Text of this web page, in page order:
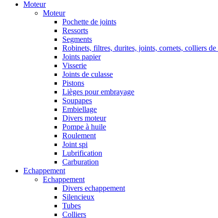
Moteur
Moteur
Pochette de joints
Ressorts
Segments
Robinets, filtres, durites, joints, cornets, colliers de
Joints papier
Visserie
Joints de culasse
Pistons
Lièges pour embrayage
Soupapes
Embiellage
Divers moteur
Pompe à huile
Roulement
Joint spi
Lubrification
Carburation
Echappement
Echappement
Divers echappement
Silencieux
Tubes
Colliers